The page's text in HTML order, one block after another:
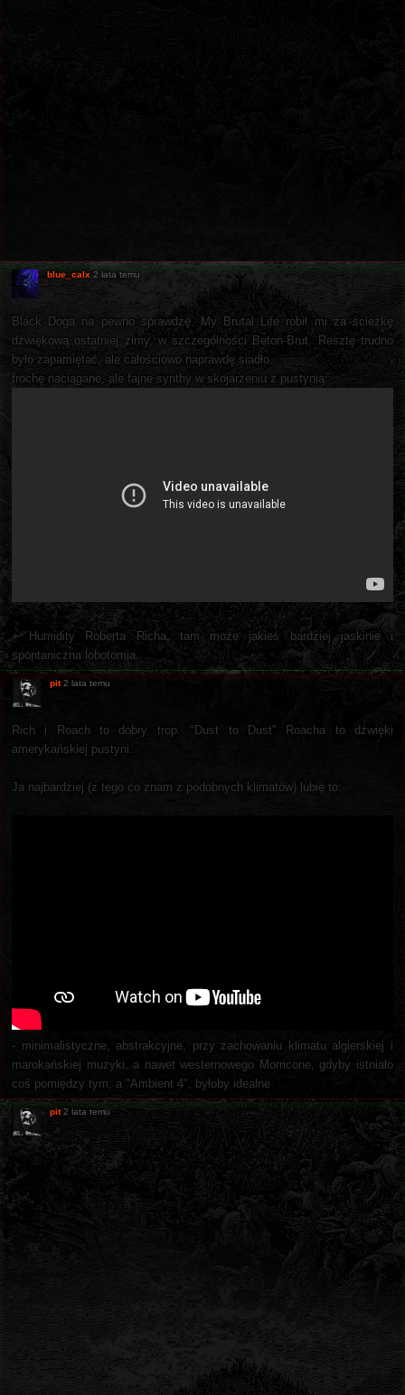
blue_calx 2 lata temu
Black Doga na pewno sprawdzę. My Brutal Life robił mi za ścieżkę
dźwiękową ostatniej zimy, w szczególności Beton-Brut. Resztę trudno
było zapamiętać, ale całościowo naprawdę siadło.
trochę naciągane, ale fajne synthy w skojarzeniu z pustynią:
+ Humidity Roberta Richa, tam może jakieś bardziej jaskinie i
spontaniczna lobotomia.
pit 2 lata temu
Rich i Roach to dobry trop. "Dust to Dust" Roacha to dźwięki
amerykańskiej pustyni.
Ja najbardziej (z tego co znam z podobnych klimatów) lubię to:
- minimalistyczne, abstrakcyjne, przy zachowaniu klimatu algierskiej i
marokańskiej muzyki, a nawet westernowego Morricone, gdyby istniało
coś pomiędzy tym, a "Ambient 4", byłoby idealne
pit 2 lata temu